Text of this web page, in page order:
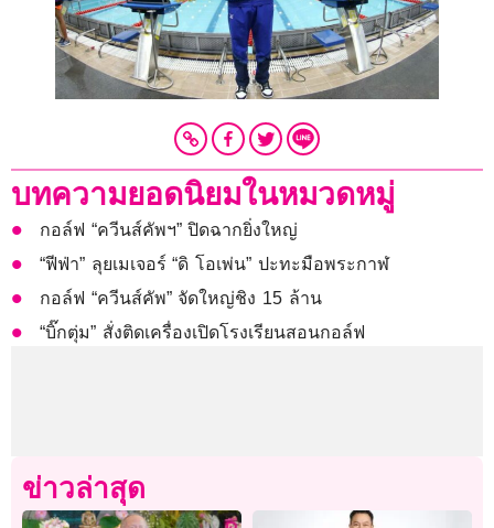
บทความยอดนิยมในหมวดหมู่
กอล์ฟ “ควีนส์คัพฯ” ปิดฉากยิ่งใหญ่
“ฟีฟ่า” ลุยเมเจอร์ “ดิ โอเพ่น” ปะทะมือพระกาฬ
กอล์ฟ “ควีนส์คัพ” จัดใหญ่ชิง 15 ล้าน
“บิ๊กตุ่ม” สั่งติดเครื่องเปิดโรงเรียนสอนกอล์ฟ
ข่าวล่าสุด